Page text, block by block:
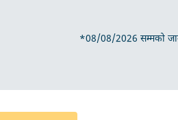
*08/08/2026 सम्मको